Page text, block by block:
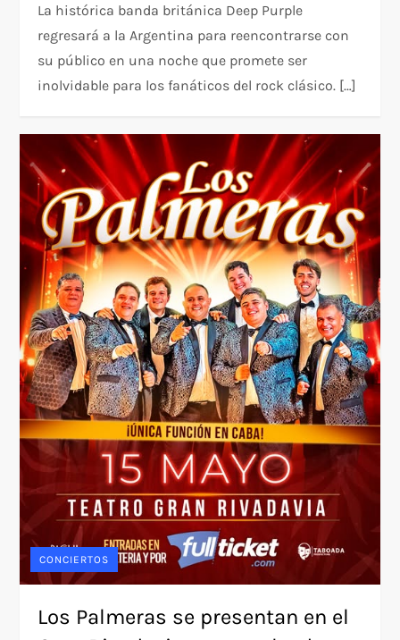
La histórica banda británica Deep Purple
regresará a la Argentina para reencontrarse con
su público en una noche que promete ser
inolvidable para los fanáticos del rock clásico. […]
CONCIERTOS
Los Palmeras se presentan en el